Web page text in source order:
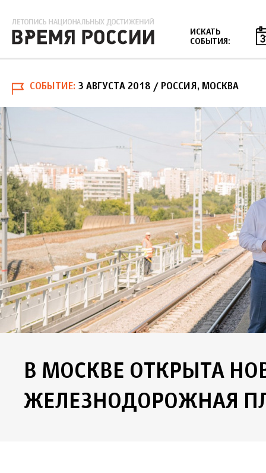
ИСКАТЬ
СОБЫТИЯ:
СОБЫТИЕ 3 АВГУСТА 2018 / РОССИЯ, МОСКВА
В МОСКВЕ ОТКРЫТА
ЖЕЛЕЗНОДОРОЖНАЯ